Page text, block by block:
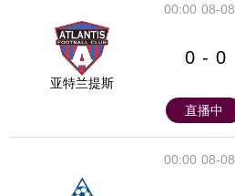
08-08
00:00
亚特兰提斯
0 - 0
直播中
08-08
00:00